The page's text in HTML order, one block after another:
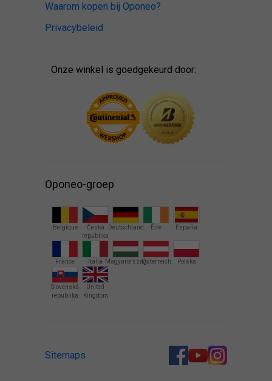
Waarom kopen bij Oponeo?
Privacybeleid
Onze winkel is goedgekeurd door:
Oponeo-groep
Belgique
Česká
republika
Deutschland Éire España
France Italia MagyarországÖsterreich Polska
Slovenská
republika
United
Kingdom
Sitemaps